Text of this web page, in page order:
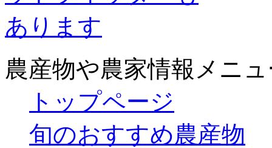
農産物や農家情報メニ
トップページ
旬のおすすめ農産物